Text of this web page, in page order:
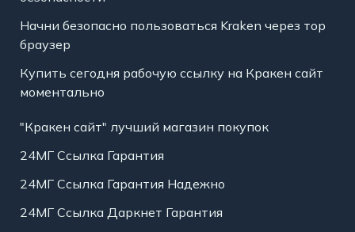
Начни безопасно пользоваться Kraken через тор
браузер
Купить сегодня рабочую ссылку на Кракен сайт
моментально
"Кракен сайт" лучший магазин покупок
24МГ Ссылка Гарантия
24МГ Ссылка Гарантия Надежно
24МГ Ссылка Даркнет Гарантия